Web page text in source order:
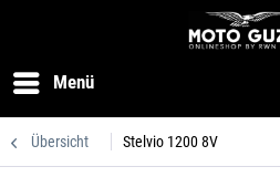
Menü
Übersicht Stelvio 1200 8V